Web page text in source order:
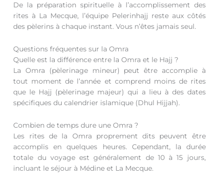
De la préparation spirituelle à l’accomplissement des
rites à La Mecque, l’équipe Pelerinhajj reste aux côtés
des pèlerins à chaque instant. Vous n’êtes jamais seul.
Questions fréquentes sur la Omra
Quelle est la différence entre la Omra et le Hajj ?
La Omra (pèlerinage mineur) peut être accomplie à
tout moment de l’année et comprend moins de rites
que le Hajj (pèlerinage majeur) qui a lieu à des dates
spécifiques du calendrier islamique (Dhul Hijjah).
Combien de temps dure une Omra ?
Les rites de la Omra proprement dits peuvent être
accomplis en quelques heures. Cependant, la durée
totale du voyage est généralement de 10 à 15 jours,
incluant le séjour à Médine et La Mecque.